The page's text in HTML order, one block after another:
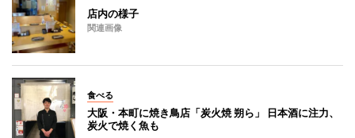
店内の様子
関連画像
食べる
大阪・本町に焼き鳥店「炭火焼 朔ら」 日本酒に注力、
炭火で焼く魚も